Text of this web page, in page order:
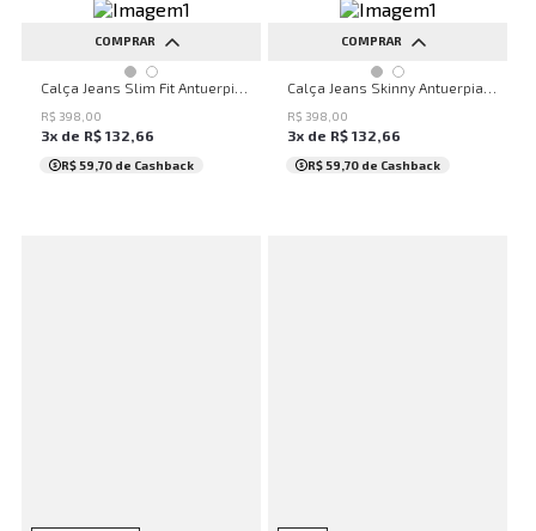
COMPRAR
36 38 40 42
44
R$ 398 00
3x de R$ 132 66
R$ 59,70 de Cashback
COMPRAR
36 38 40 42
44
R$ 398 00
3x de R$ 132 66
R$ 59,70 de Cashback